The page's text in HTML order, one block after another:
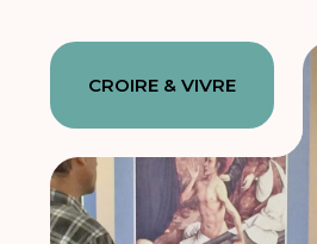
CROIRE & VIVRE